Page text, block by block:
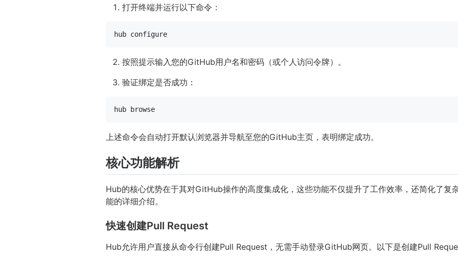
打开终端并运行以下命令：
按照提示输入您的GitHub用户名和密码（或个人访问令牌）。
验证绑定是否成功：
上述命令会自动打开默认浏览器并导航至您的GitHub主页，表明绑定成功。
核心功能解析
Hub的核心优势在于其对GitHub操作的高度集成化，这些功能不仅提升了工作效率，还简化了复
能的详细介绍。
快速创建Pull Request
Hub允许用户直接从命令行创建Pull Request，无需手动登录GitHub网页。以下是创建Pull